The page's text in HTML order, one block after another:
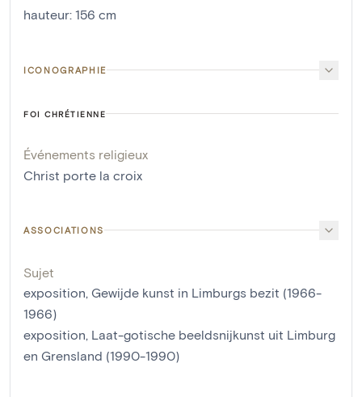
hauteur: 156 cm
ICONOGRAPHIE
FOI CHRÉTIENNE
Événements religieux
Christ porte la croix
ASSOCIATIONS
Sujet
exposition, Gewijde kunst in Limburgs bezit (1966-
1966)
exposition, Laat-gotische beeldsnijkunst uit Limburg
en Grensland (1990-1990)